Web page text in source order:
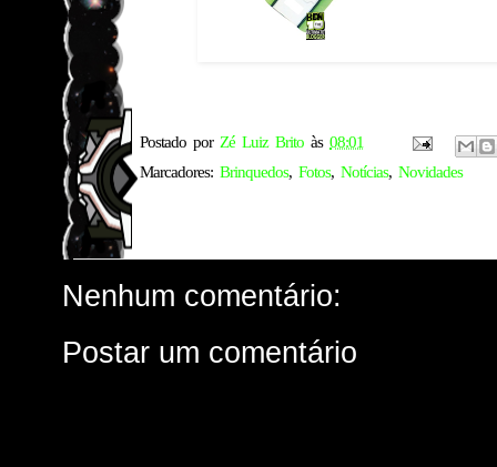
Postado por Zé Luiz Brito às 08:01
Marcadores: Brinquedos, Fotos, Notícias, Novidades
Nenhum comentário:
Postar um comentário